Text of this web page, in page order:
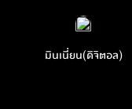
มินเนี่ยน(ดิจิตอล)